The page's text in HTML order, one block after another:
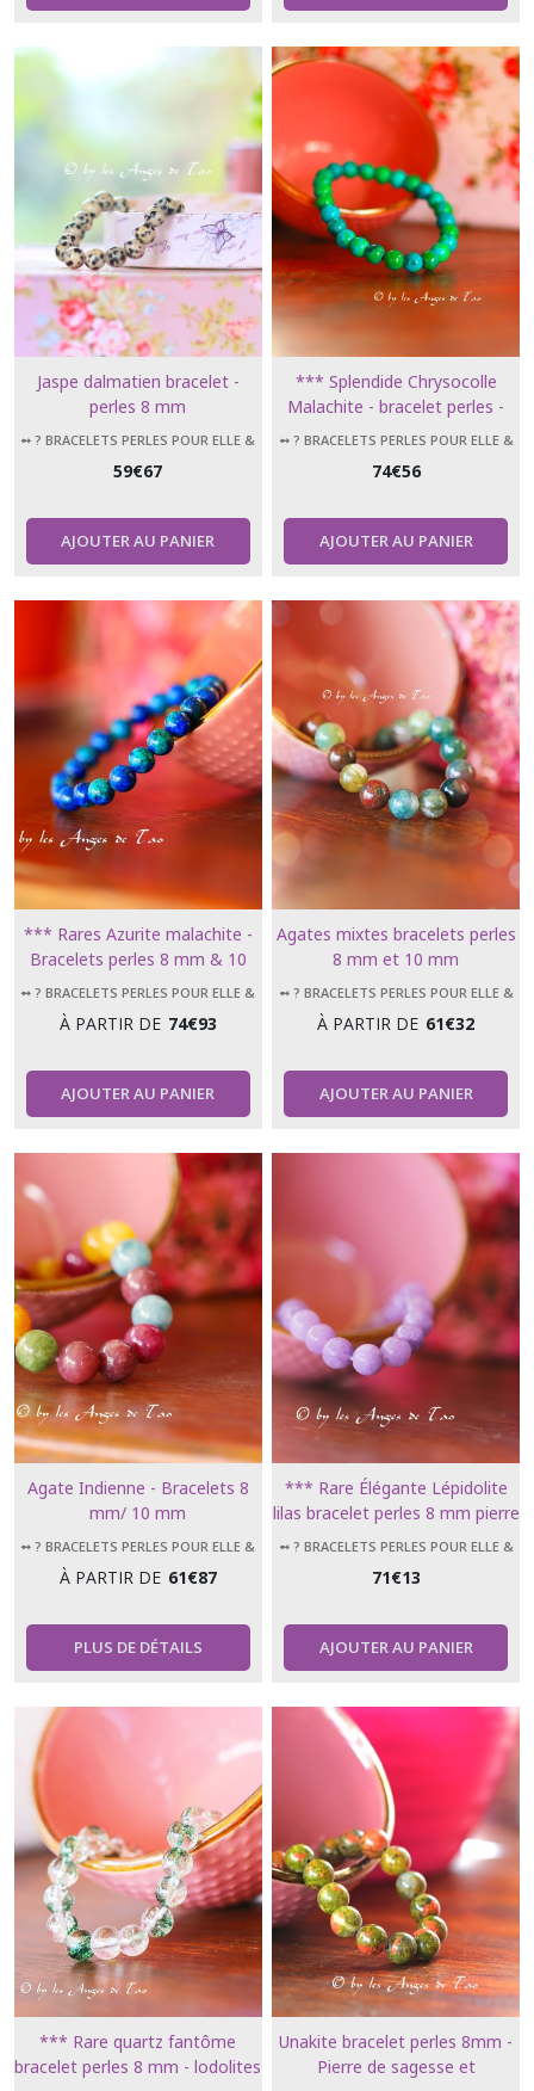
Jaspe dalmatien bracelet -
perles 8 mm
➻ ? BRACELETS PERLES POUR ELLE &
59€67
AJOUTER AU PANIER
*** Splendide Chrysocolle
Malachite - bracelet perles -
polissage à la main ***
➻ ? BRACELETS PERLES POUR ELLE &
74€56
AJOUTER AU PANIER
*** Rares Azurite malachite -
Bracelets perles 8 mm & 10
mm ***
➻ ? BRACELETS PERLES POUR ELLE &
À PARTIR DE 74€93
AJOUTER AU PANIER
Agates mixtes bracelets perles
8 mm et 10 mm
➻ ? BRACELETS PERLES POUR ELLE &
À PARTIR DE 61€32
AJOUTER AU PANIER
Agate Indienne - Bracelets 8
mm/ 10 mm
➻ ? BRACELETS PERLES POUR ELLE &
À PARTIR DE 61€87
PLUS DE DÉTAILS
*** Rare Élégante Lépidolite
lilas bracelet perles 8 mm pierre
d'apaisement ***
➻ ? BRACELETS PERLES POUR ELLE &
71€13
AJOUTER AU PANIER
*** Rare quartz fantôme
bracelet perles 8 mm - lodolites
Unakite bracelet perles 8mm -
Pierre de sagesse et